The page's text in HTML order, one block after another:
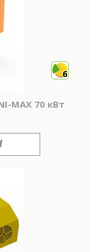
6
MAX 70 кВт